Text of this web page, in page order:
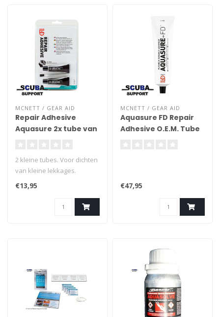
MCNETT / GEAR AID
Repair Adhesive
Aquasure 2x tube van
2 kleine tubes. Voor dichten
van kleine lekkages.
Verdunbaar met Cotol-240.
Ideaal voor veld reparaties.
€13,95
MCNETT / GEAR AID
Aquasure FD Repair
Adhesive O.E.M. Tube
€47,95